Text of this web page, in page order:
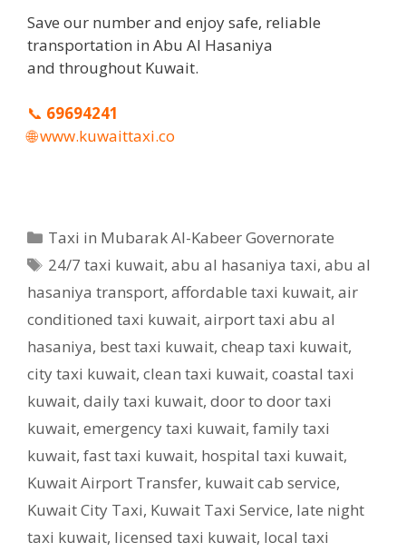
Save our number and enjoy safe, reliable
transportation in Abu Al Hasaniya
and throughout Kuwait.
📞 69694241
🌐www.kuwaittaxi.co
Categories
Taxi in Mubarak Al-Kabeer Governorate
Tags
24/7 taxi kuwait,abu al hasaniya taxi,abu al
hasaniya transport, affordable taxi kuwait, air
conditioned taxi kuwait, airport taxi abu al
hasaniya, best taxi kuwait, cheap taxi kuwait,
city taxi kuwait, clean taxi kuwait, coastal taxi
kuwait, daily taxi kuwait, door to door taxi
kuwait, emergency taxi kuwait, family taxi
kuwait, fast taxi kuwait, hospital taxi kuwait,
Kuwait Airport Transfer, kuwait cab service,
Kuwait City Taxi, Kuwait Taxi Service, late night
taxi kuwait, licensed taxi kuwait, local taxi